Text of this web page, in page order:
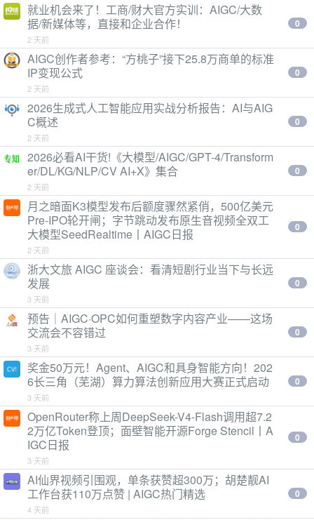
就业机会来了！工商/财大官方实训：AIGC/大数
据/新媒体等，直接和企业合作！
2 天前
0
AIGC创作者参考：“方桃子”接下25.8万商单的标准
IP变现公式
2 天前
0
2026生成式人工智能应用实战分析报告：AI与AIG
C概述
2 天前
0
2026必看AI干货!《大模型/AIGC/GPT-4/Transform
er/DL/KG/NLP/CV AI+X》集合
2 天前
0
月之暗面K3模型发布后额度骤然紧俏，500亿美元
Pre-IPO轮开闸；字节跳动发布原生音视频全双工
大模型SeedRealtime丨AIGC日报
2 天前
0
浙大文旅 AIGC 座谈会：看清短剧行业当下与长远
发展
3 天前
0
预告｜AIGC·OPC如何重塑数字内容产业——这场
交流会不容错过
3 天前
0
奖金50万元！Agent、AIGC和具身智能方向！202
6长三角（芜湖）算力算法创新应用大赛正式启动
3 天前
0
OpenRouter称上周DeepSeek-V4-Flash调用超7.2
2万亿Token登顶；面壁智能开源Forge Stencil丨A
IGC日报
3 天前
0
AI仙界视频引围观，单条获赞超300万；胡楚靓AI
工作台获110万点赞 | AIGC热门精选
4 天前
0